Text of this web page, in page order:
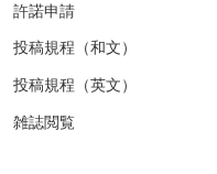
許諾申請
投稿規程（和文）
投稿規程（英文）
雑誌閲覧